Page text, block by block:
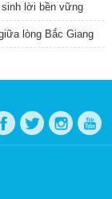
lời bền vững
lòng Bắc Giang